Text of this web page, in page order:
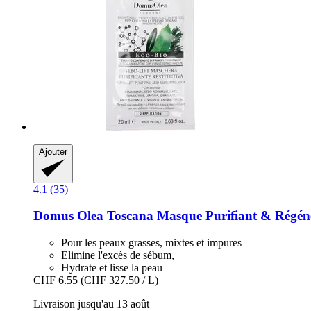
Ajouter
4.1 (35)
Domus Olea Toscana Masque Purifiant &
Pour les peaux grasses, mixtes et impures
Elimine l'excès de sébum,
Hydrate et lisse la peau
CHF 6.55 (CHF 327.50 / L)
Livraison jusqu'au 13 août